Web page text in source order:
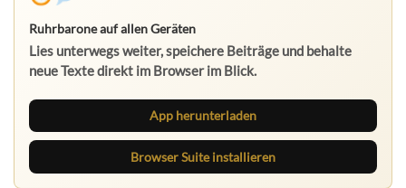
Ruhrbarone auf allen Geräten
Lies unterwegs weiter, speichere Beiträge und behalte
neue Texte direkt im Browser im Blick.
App herunterladen
Browser Suite installieren